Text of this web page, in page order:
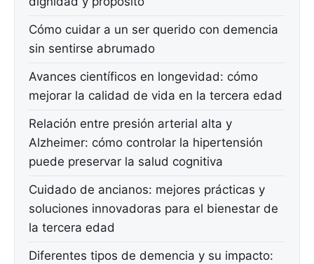
Cómo cuidar a un ser querido con demencia
sin sentirse abrumado
Avances científicos en longevidad: cómo
mejorar la calidad de vida en la tercera edad
Relación entre presión arterial alta y
Alzheimer: cómo controlar la hipertensión
puede preservar la salud cognitiva
Cuidado de ancianos: mejores prácticas y
soluciones innovadoras para el bienestar de
la tercera edad
Diferentes tipos de demencia y su impacto: